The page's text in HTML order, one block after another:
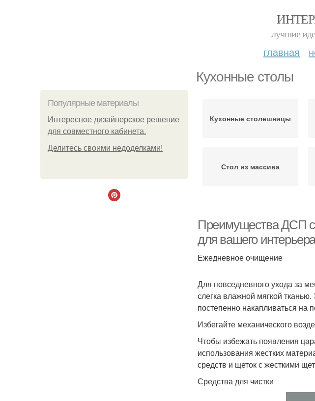
лучшие
главная
Кухонные столы
Популярные материалы
Интересное дизайнерское решение
для совместного кабинета.
Делитесь своими недоделками!
Кухонные столешницы
Стол из массива
Круглый стол
Преимущества ДСП
для вашего
Ежедневное очищение
Для повседневного ухода за
слегка влажной мягкой
постепенно накапливаться на
Избегайте механического
Чтобы избежать появления
использования жестких
средств и щеток с жесткими
Средства для чистки